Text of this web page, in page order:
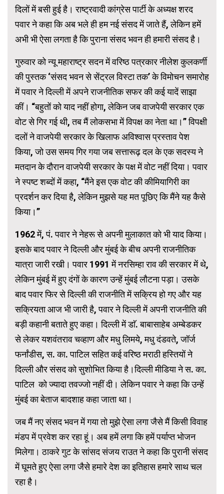
दिलों में बसी हुई है। राष्ट्रवादी कांग्रेस पार्टी के अध्यक्ष शरद
पवार ने कहा कि अब भले ही हम नई संसद में जाते हैं, लेकिन हमें
अभी भी ऐसा लगता है कि पुराना संसद भवन ही हमारी संसद है।
गुरुवार को न्यू महाराष्ट्र सदन में वरिष्ठ पत्रकार नीलेश कुलकर्णी
की पुस्तक ‘संसद भवन से सेंट्रल विस्टा तक’ के विमोचन समारोह
में पवार ने दिल्ली में अपने राजनीतिक सफर की कई यादें साझा
कीं। “बहुतों को याद नहीं होगा, लेकिन जब वाजपेयी सरकार एक
वोट से गिर गई थी, तब मैं लोकसभा में विपक्ष का नेता था।” विपक्षी
दलों ने वाजपेयी सरकार के खिलाफ अविश्वास प्रस्ताव पेश
किया, जो उस समय गिर गया जब सत्तारूढ़ दल के एक सदस्य ने
मतदान के दौरान वाजपेयी सरकार के पक्ष में वोट नहीं दिया। पवार
ने स्पष्ट शब्दों में कहा, “मैंने इस एक वोट की कीमियागिरी का
प्रदर्शन कर दिया है, लेकिन मुझसे यह मत पूछिए कि मैंने यह कैसे
किया।”
1962 में, पं. पवार ने नेहरू से अपनी मुलाकात को भी याद किया।
इसके बाद पवार ने दिल्ली और मुंबई के बीच अपनी राजनीतिक
यात्रा जारी रखी। पवार 1991 में नरसिम्हा राव की सरकार में थे,
लेकिन मुंबई में हुए दंगों के कारण उन्हें मुंबई लौटना पड़ा। उसके
बाद पवार फिर से दिल्ली की राजनीति में सक्रिय हो गए और यह
सक्रियता आज भी जारी है, पवार ने दिल्ली में अपनी राजनीति की
बड़ी कहानी बताते हुए कहा। दिल्ली में डाॅ. बाबासाहेब अम्बेडकर
से लेकर यशवंतराव चव्हाण और मधु लिमये, मधु दंडवते, जॉर्ज
फर्नांडीस, स. का. पाटिल सहित कई वरिष्ठ मराठी हस्तियों ने
दिल्ली और संसद को सुशोभित किया है।दिल्ली मीडिया ने स. का.
पाटिल को ज्यादा तवज्जो नहीं दी। लेकिन पवार ने कहा कि उन्हें
मुंबई का बेताज बादशाह कहा जाता था।
जब मैं नए संसद भवन में गया तो मुझे ऐसा लगा जैसे मैं किसी विवाह
मंडप में प्रवेश कर रहा हूं। अब हमें लगा कि हमें पर्याप्त भोजन
मिलेगा। ठाकरे गुट के सांसद संजय राउत ने कहा कि पुरानी संसद
में घूमते हुए ऐसा लगा जैसे हमारे देश का इतिहास हमारे साथ चल
रहा है।